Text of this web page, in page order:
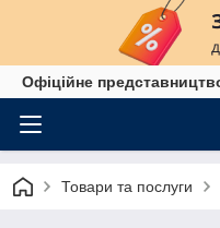
Офіційне
Товари та послуги